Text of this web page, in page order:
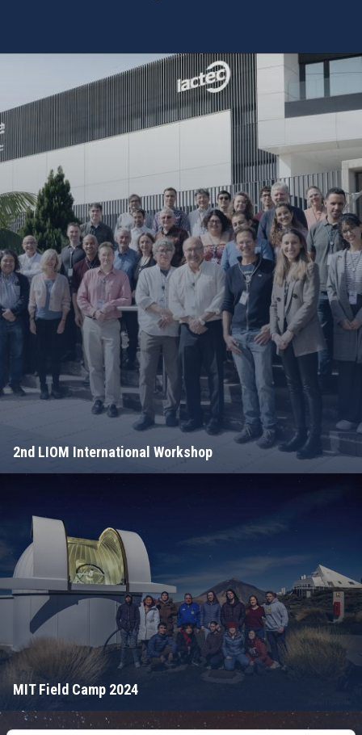
2nd LIOM International Workshop
MIT Field Camp 2024